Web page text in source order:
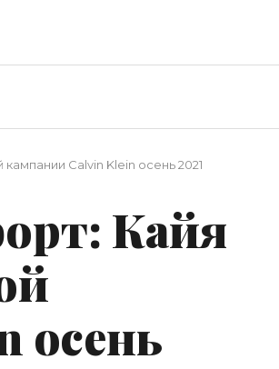
Calvin Klein осень 2021
Кайя
осень